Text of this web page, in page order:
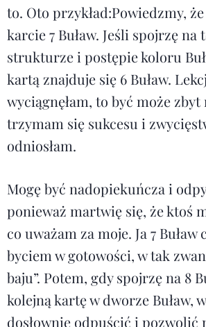
to. Oto przykład:Powiedzmy,
karcie 7 Buław. Jeśli spojrzę na
strukturze i postępie koloru
kartą znajduje się 6 Buław.
wyciągnęłam, to być może zbyt
trzymam się sukcesu i
odniosłam.
Mogę być nadopiekuńcza i
ponieważ martwię się, że ktoś
co uważam za moje. Ja 7 Buław
byciem w gotowości, w tak
baju”. Potem, gdy spojrzę na 8
kolejną kartę w dworze Buław,
dosłownie odpuścić i pozwolić